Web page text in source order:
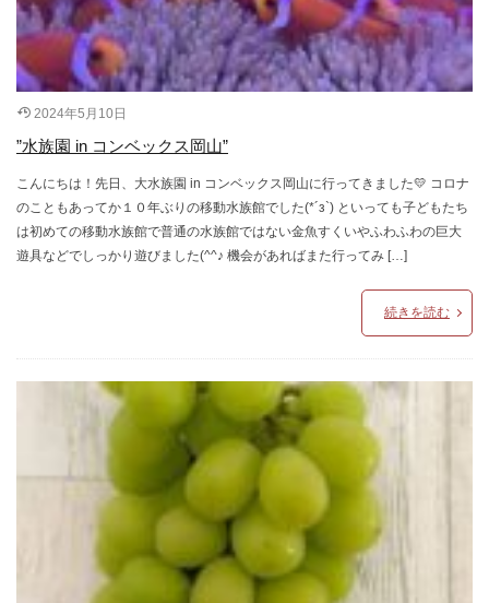
2024年5月10日
”水族園 in コンベックス岡山”
こんにちは！先日、大水族園 in コンベックス岡山に行ってきました💛 コロナ
のこともあってか１０年ぶりの移動水族館でした(*´з`) といっても子どもたち
は初めての移動水族館で普通の水族館ではない金魚すくいやふわふわの巨大
遊具などでしっかり遊びました(^^♪ 機会があればまた行ってみ […]
続きを読む